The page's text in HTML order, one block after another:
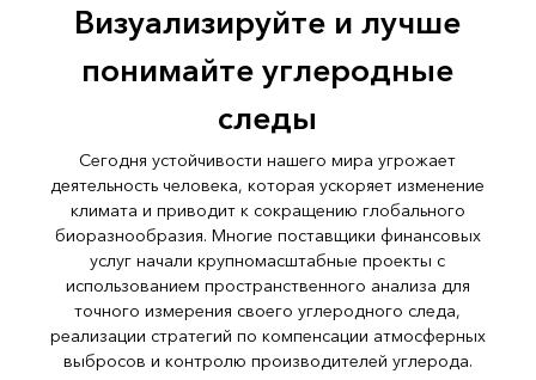
Визуализируйте и лучше
понимайте углеродные
следы
Сегодня устойчивости нашего мира угрожает
деятельность человека, которая ускоряет изменение
климата и приводит к сокращению глобального
биоразнообразия. Многие поставщики финансовых
услуг начали крупномасштабные проекты с
использованием пространственного анализа для
точного измерения своего углеродного следа,
реализации стратегий по компенсации атмосферных
выбросов и контролю производителей углерода.